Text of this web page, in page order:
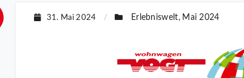
31. Mai 2024 / Erlebniswelt, Mai 2024